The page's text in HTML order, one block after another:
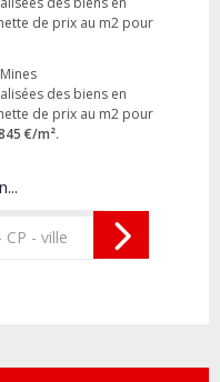
de prix au m2 pour
des biens en
de prix au m2 pour
€/m².